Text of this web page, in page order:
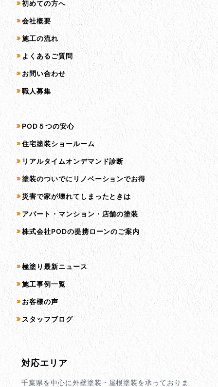
初めての方へ
会社概要
施工の流れ
よくあるご質問
お問い合わせ
職人募集
サービス一覧
POD５つの安心
住宅塗装ショールーム
リアルタイムオンデマンド診断
塗装のついでにリノベーションでお得
災害で家が壊れてしまったときは
アパート・マンション・店舗の塗装
株式会社PODの提携ローンのご案内
コンテンツ一覧
極塗り最新ニュース
施工事例一覧
お客様の声
スタッフブログ
対応エリア
千葉県を中心に外壁塗装・屋根塗装を承っておりま